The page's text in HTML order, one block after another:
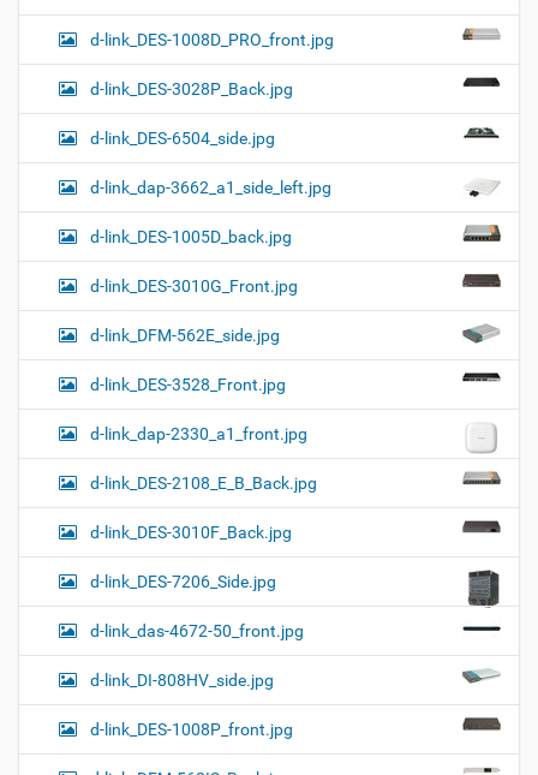
d-link_DES-1008D_PRO_front.jpg
d-link_DES-3028P_Back.jpg
d-link_DES-6504_side.jpg
d-link_dap-3662_a1_side_left.jpg
d-link_DES-1005D_back.jpg
d-link_DES-3010G_Front.jpg
d-link_DFM-562E_side.jpg
d-link_DES-3528_Front.jpg
d-link_dap-2330_a1_front.jpg
d-link_DES-2108_E_B_Back.jpg
d-link_DES-3010F_Back.jpg
d-link_DES-7206_Side.jpg
d-link_das-4672-50_front.jpg
d-link_DI-808HV_side.jpg
d-link_DES-1008P_front.jpg